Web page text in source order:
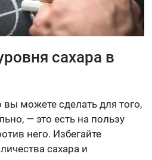
сахара в
вы можете сделать для того,
— это есть на пользу
него. Избегайте
сахара и